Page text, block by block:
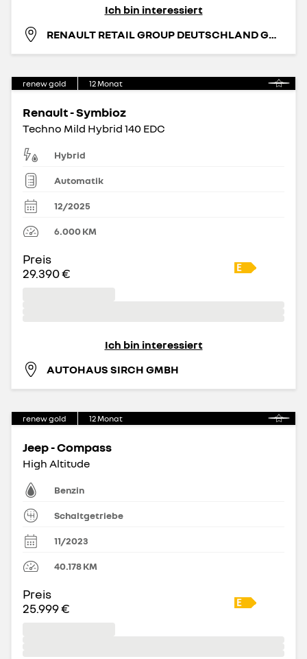
Ich bin interessiert
RENAULT RETAIL GROUP DEUTSCHLAND GMBH
renew gold 12Monat
Renault - Symbioz
Techno Mild Hybrid 140 EDC
Hybrid
Automatik
12/2025
6.000KM
Preis
29.390 €
Ich bin interessiert
AUTOHAUS SIRCH GMBH
renew gold 12Monat
Jeep - Compass
High Altitude
Benzin
Schaltgetriebe
11/2023
40.178KM
Preis
25.999 €